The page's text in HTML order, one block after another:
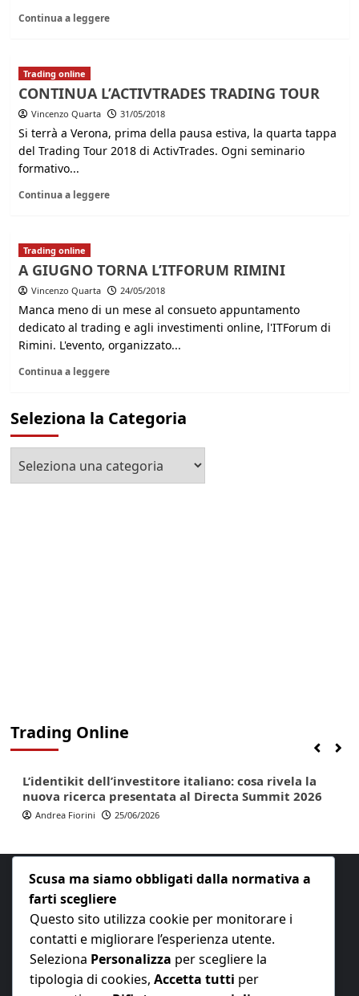
Continua a leggere
Trading online
CONTINUA L’ACTIVTRADES TRADING TOUR
Vincenzo Quarta 31/05/2018
Si terrà a Verona, prima della pausa estiva, la quarta tappa
del Trading Tour 2018 di ActivTrades. Ogni seminario
formativo...
Continua a leggere
Trading online
A GIUGNO TORNA L’ITFORUM RIMINI
Vincenzo Quarta 24/05/2018
Manca meno di un mese al consueto appuntamento
dedicato al trading e agli investimenti online, l'ITForum di
Rimini. L'evento, organizzato...
Continua a leggere
Seleziona la Categoria
la
Trading Online
L’identikit dell’investitore italiano: cosa rivela la
nuova ricerca presentata al Directa Summit 2026
Andrea Fiorini 25/06/2026
E-mail:redazione@nuovaeconomia.it
Scusa ma siamo obbligati dalla normativa a
farti scegliere
Questo sito utilizza cookie per monitorare i
contatti e migliorare l’esperienza utente.
Seleziona Personalizza per scegliere la
tipologia di cookies, Accetta tutti per